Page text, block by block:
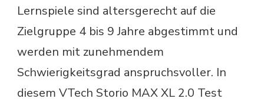
Lernspiele sind altersgerecht auf die
Zielgruppe 4 bis 9 Jahre abgestimmt und
werden mit zunehmendem
Schwierigkeitsgrad anspruchsvoller. In
diesem VTech Storio MAX XL 2.0 Test